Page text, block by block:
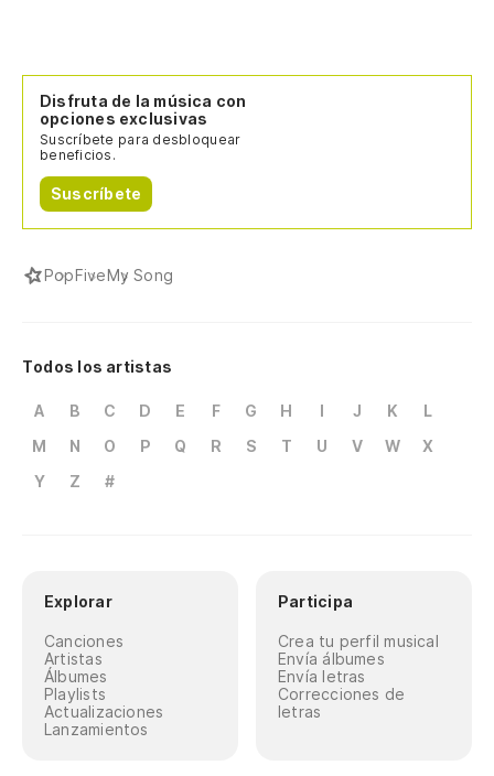
Disfruta de la música con
opciones exclusivas
Suscríbete para desbloquear
beneficios.
Suscríbete
PopFiveMy Song
Todos los artistas
A B C D E F G H I J K
L
M
N O P Q R S T U V W
X
Y
Z #
Explorar
Canciones
Artistas
Álbumes
Playlists
Actualizaciones
Lanzamientos
Participa
Crea tu perfil musical
Envía álbumes
Envía letras
Correcciones de
letras